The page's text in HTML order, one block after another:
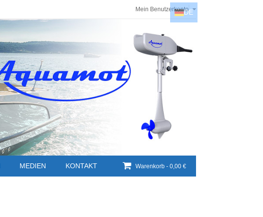
Mein Benutzerkonto
MEDIEN KONTAKT Warenkorb - 0,00 €
DE
DE